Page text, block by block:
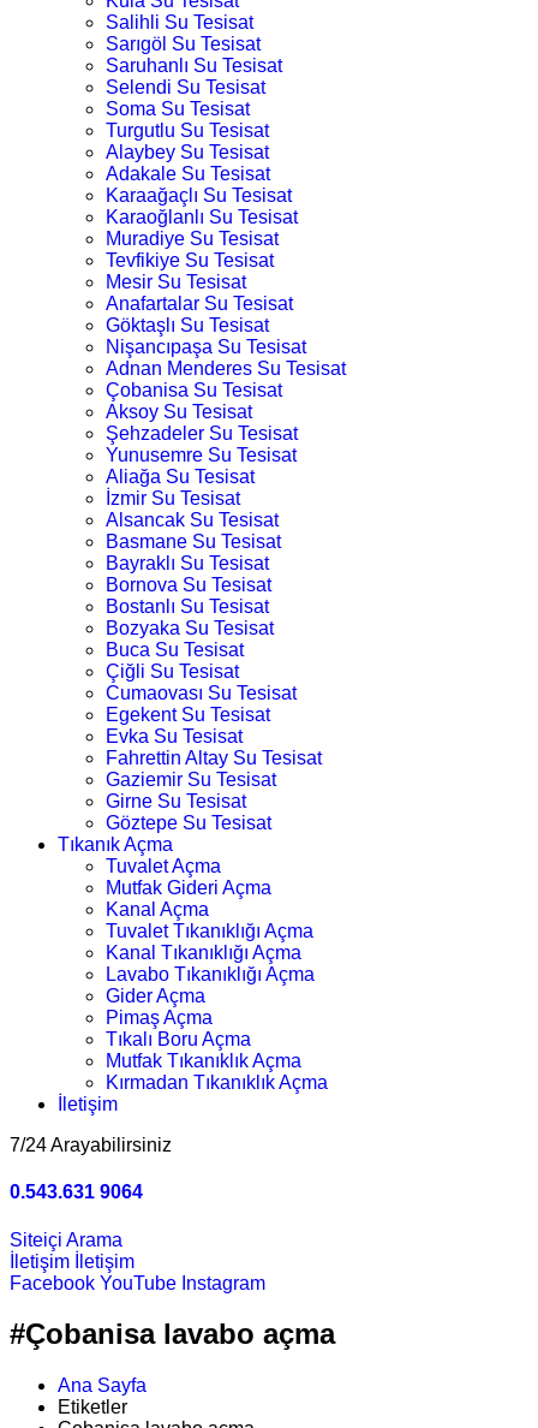
Salihli Su Tesisat
Sarıgöl Su Tesisat
Saruhanlı Su Tesisat
Selendi Su Tesisat
Soma Su Tesisat
Turgutlu Su Tesisat
Alaybey Su Tesisat
Adakale Su Tesisat
Karaağaçlı Su Tesisat
Karaoğlanlı Su Tesisat
Muradiye Su Tesisat
Tevfikiye Su Tesisat
Mesir Su Tesisat
Anafartalar Su Tesisat
Göktaşlı Su Tesisat
Nişancıpaşa Su Tesisat
Adnan Menderes Su Tesisat
Çobanisa Su Tesisat
Aksoy Su Tesisat
Şehzadeler Su Tesisat
Yunusemre Su Tesisat
Aliağa Su Tesisat
İzmir Su Tesisat
Alsancak Su Tesisat
Basmane Su Tesisat
Bayraklı Su Tesisat
Bornova Su Tesisat
Bostanlı Su Tesisat
Bozyaka Su Tesisat
Buca Su Tesisat
Çiğli Su Tesisat
Cumaovası Su Tesisat
Egekent Su Tesisat
Evka Su Tesisat
Fahrettin Altay Su Tesisat
Gaziemir Su Tesisat
Girne Su Tesisat
Göztepe Su Tesisat
Tıkanık Açma
Tuvalet Açma
Mutfak Gideri Açma
Kanal Açma
Tuvalet Tıkanıklığı Açma
Kanal Tıkanıklığı Açma
Lavabo Tıkanıklığı Açma
Gider Açma
Pimaş Açma
Tıkalı Boru Açma
Mutfak Tıkanıklık Açma
Kırmadan Tıkanıklık Açma
İletişim
7/24 Arayabilirsiniz
0.543.631 9064
Siteiçi Arama
İletişim
İletişim
Facebook YouTube Instagram
#Çobanisa lavabo açma
Ana Sayfa
Etiketler